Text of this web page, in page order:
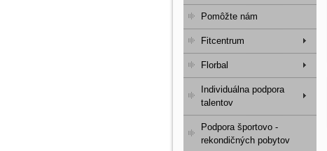
Pomôžte nám
Fitcentrum
Florbal
Individuálna podpora
talentov
Podpora športovo -
rekondičných pobytov